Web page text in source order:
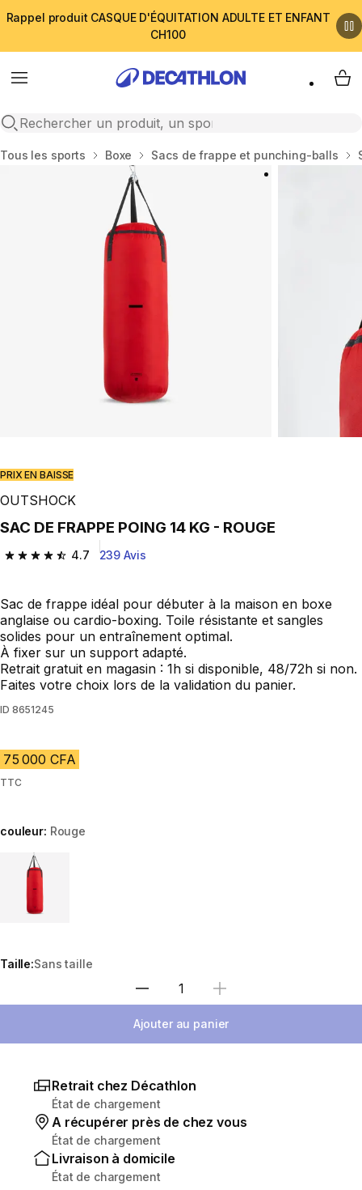
Rappel produit CASQUE D'ÉQUITATION ADULTE ET ENFANT
CH100
Menu
Open search
My
Accueil
Tous les sports Boxe Sacs de frappe et punching-balls
Play Video
PRIX EN BAISSE
OUTSHOCK
SAC DE FRAPPE POING 14 KG - ROUGE
4.7
4.7 out of 5 stars from 239 reviews
239 Avis
Sac de frappe idéal pour débuter à la maison en boxe
anglaise ou cardio-boxing. Toile résistante et sangles
solides pour un entraînement optimal.
À fixer sur un support adapté.
Retrait gratuit en magasin : 1h si disponible, 48/72h si non.
Faites votre choix lors de la validation du panier.
ID 8651245
75 000 CFA
TTC
couleur: Rouge
Choose a variant
Taille:Sans taille
Choisir une quantité
Ajouter au panier
Retrait chez Décathlon
État de chargement
A récupérer près de chez vous
État de chargement
Livraison à domicile
État de chargement